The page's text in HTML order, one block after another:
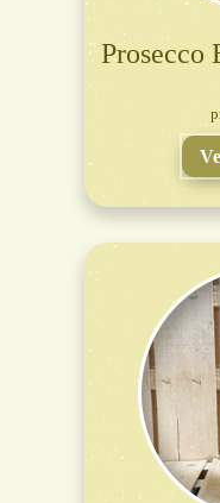
Prosecco